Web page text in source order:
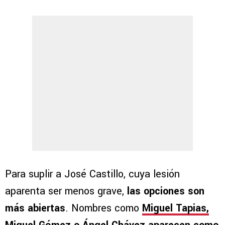
Para suplir a José Castillo, cuya lesión
aparenta ser menos grave, las opciones son
más abiertas. Nombres como Miguel Tapias,